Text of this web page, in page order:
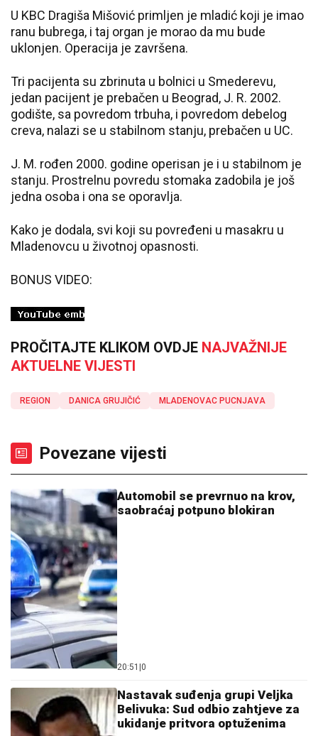
U KBC Dragiša Mišović primljen je mladić koji je imao
ranu bubrega, i taj organ je morao da mu bude
uklonjen. Operacija je završena.
Tri pacijenta su zbrinuta u bolnici u Smederevu,
jedan pacijent je prebačen u Beograd, J. R. 2002.
godište, sa povredom trbuha, i povredom debelog
creva, nalazi se u stabilnom stanju, prebačen u UC.
J. M. rođen 2000. godine operisan je i u stabilnom je
stanju. Prostrelnu povredu stomaka zadobila je još
jedna osoba i ona se oporavlja.
Kako je dodala, svi koji su povređeni u masakru u
Mladenovcu u životnoj opasnosti.
BONUS VIDEO:
PROČITAJTE KLIKOM OVDJE NAJVAŽNIJE
AKTUELNE VIJESTI
REGION DANICA GRUJIČIĆ MLADENOVAC PUCNJAVA
Povezane vijesti
Automobil se prevrnuo na krov,
saobraćaj potpuno blokiran
20:51 0
Nastavak suđenja grupi Veljka
Belivuka: Sud odbio zahtjeve za
ukidanje pritvora optuženima